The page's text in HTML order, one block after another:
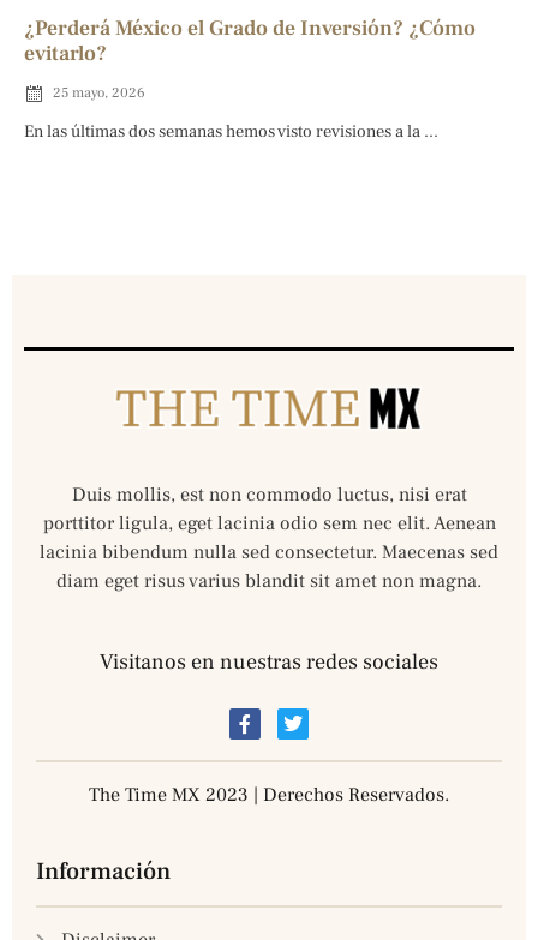
¿Perderá México el Grado de Inversión? ¿Cómo
evitarlo?
25 mayo, 2026
En las últimas dos semanas hemos visto revisiones a la ...
Duis mollis, est non commodo luctus, nisi erat
porttitor ligula, eget lacinia odio sem nec elit. Aenean
lacinia bibendum nulla sed consectetur. Maecenas sed
diam eget risus varius blandit sit amet non magna.
Visitanos en nuestras redes sociales
The Time MX 2023 | Derechos Reservados.
Información